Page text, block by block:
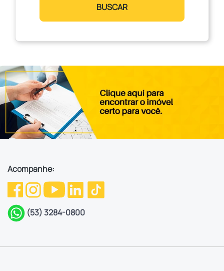
BUSCAR
Acompanhe:
(53) 3284-0800